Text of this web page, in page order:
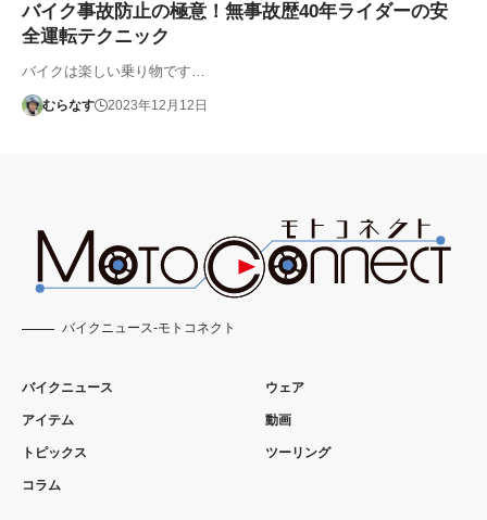
バイク事故防止の極意！無事故歴40年ライダーの安
全運転テクニック
バイクは楽しい乗り物です…
むらなす 2023年12月12日
バイクニュース-モトコネクト
バイクニュース
アイテム
トピックス
コラム
ウェア
動画
ツーリング